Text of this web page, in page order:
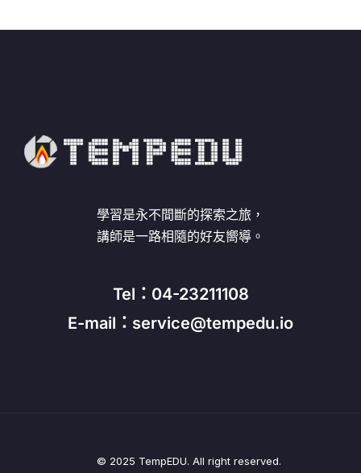
學習是永不間斷的探索之旅，
講師是一路相隨的好友嚮導。
Tel：04-23211108
E-mail：service@tempedu.io
© 2025 TempEDU. All right reserved.